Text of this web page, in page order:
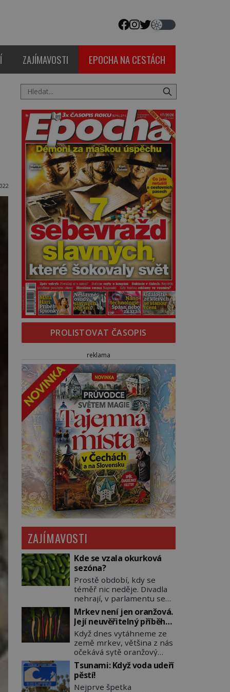
ZAJÍMAVOSTI EPOCHA NA CESTÁCH
PROLISTOVAT ČASOPIS
reklama
ZAJÍMAVOSTI
Kde se vzala okurková
sezóna?
Prostě období, kdy se
téměř nic neděje. Divadla
nehrají, v parlamentu se
nehlasuje, všichni jsou na
dovolené a média tak
nemají o čem mluvit a psát.
A vymýšlejí si proto
témata, které nikoho
nezajímají. Proč je však ona
letní doba spojovaná
zrovna s okurkami?
Okurkovou sezónu známe
Mrkev není jen oranžová.
Její neuvěřitelný příběh
začíná fialovou barvou
Když dnes vytáhneme ze
země mrkev, většina z nás
očekává sytě oranžový
kořen. Jenže po většinu
své historie je mrkev
všechno možné, jen ne
oranžová. Je fialová, žlutá,
Tsunami: Když voda udeří
pěstí!
Nejprve špetka